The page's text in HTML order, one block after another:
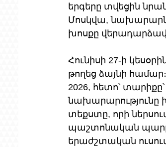
երգերը տվեցին
Մոսկվա,
խոսքը
Հունիսի 27-ի
թողեց ձայնի
2026, հետո՝
նախարարությունը
տեքստը, որի
պաշտոնական
երաժշտական